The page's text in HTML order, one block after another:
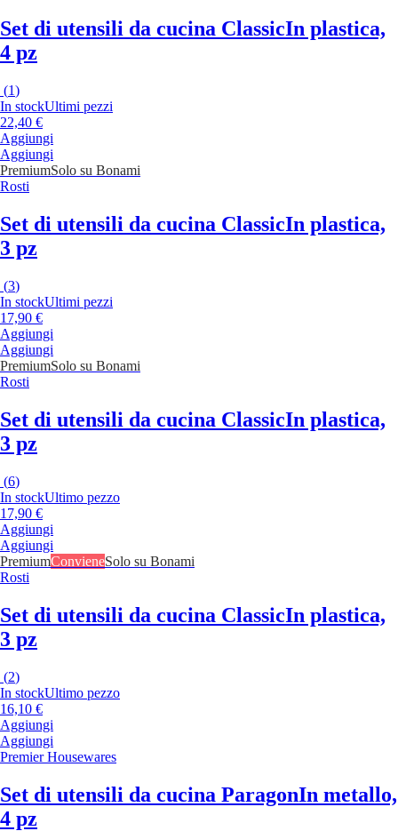
Set di utensili da cucina ClassicIn plastica,
4 pz
(1)
In stockUltimi pezzi
22,40 €
Aggiungi
Aggiungi
PremiumSolo su Bonami
Rosti
Set di utensili da cucina ClassicIn plastica,
3 pz
(3)
In stockUltimi pezzi
17,90 €
Aggiungi
Aggiungi
PremiumSolo su Bonami
Rosti
Set di utensili da cucina ClassicIn plastica,
3 pz
(6)
In stockUltimo pezzo
17,90 €
Aggiungi
Aggiungi
PremiumConvieneSolo su Bonami
Rosti
Set di utensili da cucina ClassicIn plastica,
3 pz
(2)
In stockUltimo pezzo
16,10 €
Aggiungi
Aggiungi
Premier Housewares
Set di utensili da cucina ParagonIn metallo,
4 pz